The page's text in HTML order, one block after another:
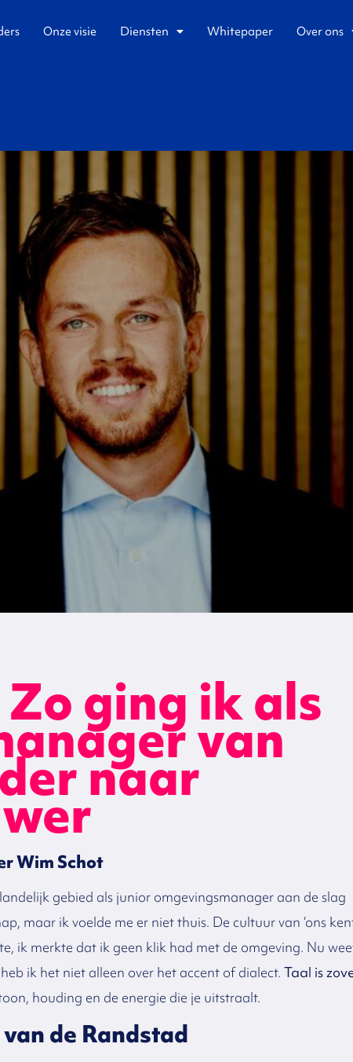
Onze visie Diensten Whitepaper Over ons
Zo ging ik als
van
naar
Wim Schot
gebied als junior omgevingsmanager aan de slag
maar ik voelde me er niet thuis. De cultuur van ‘ons
ik merkte dat ik geen klik had met de omgeving. Nu
ik het niet alleen over het accent of dialect. Taal is
houding en de energie die je uitstraalt.
de Randstad